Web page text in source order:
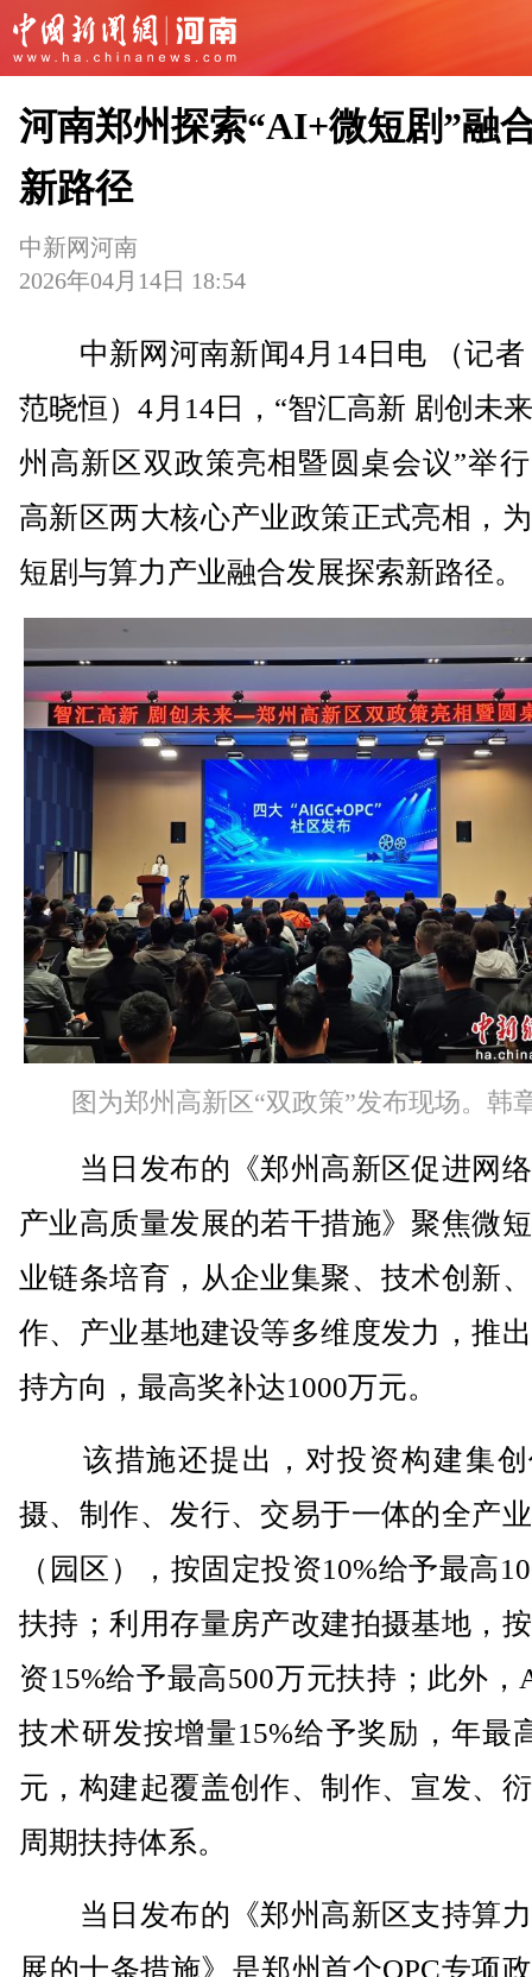
河南郑州探索“AI+微短剧”融
新路径
中新网河南
2026年04月14日 18:54
中新网河南新闻4月14日电 （记者
范晓恒）4月14日，“智汇高新 剧创
州高新区双政策亮相暨圆桌会议”举
高新区两大核心产业政策正式亮相，
短剧与算力产业融合发展探索新路径。
图为郑州高新区“双政策”发布现场。韩
当日发布的《郑州高新区促进网
产业高质量发展的若干措施》聚焦微
业链条培育，从企业集聚、技术创新
作、产业基地建设等多维度发力，推
持方向，最高奖补达1000万元。
该措施还提出，对投资构建集创
摄、制作、发行、交易于一体的全产
（园区），按固定投资10%给予最高
扶持；利用存量房产改建拍摄基地，
资15%给予最高500万元扶持；此外，
技术研发按增量15%给予奖励，年最
元，构建起覆盖创作、制作、宣发、
周期扶持体系。
当日发布的《郑州高新区支持算
展的十条措施》是郑州首个OPC专项